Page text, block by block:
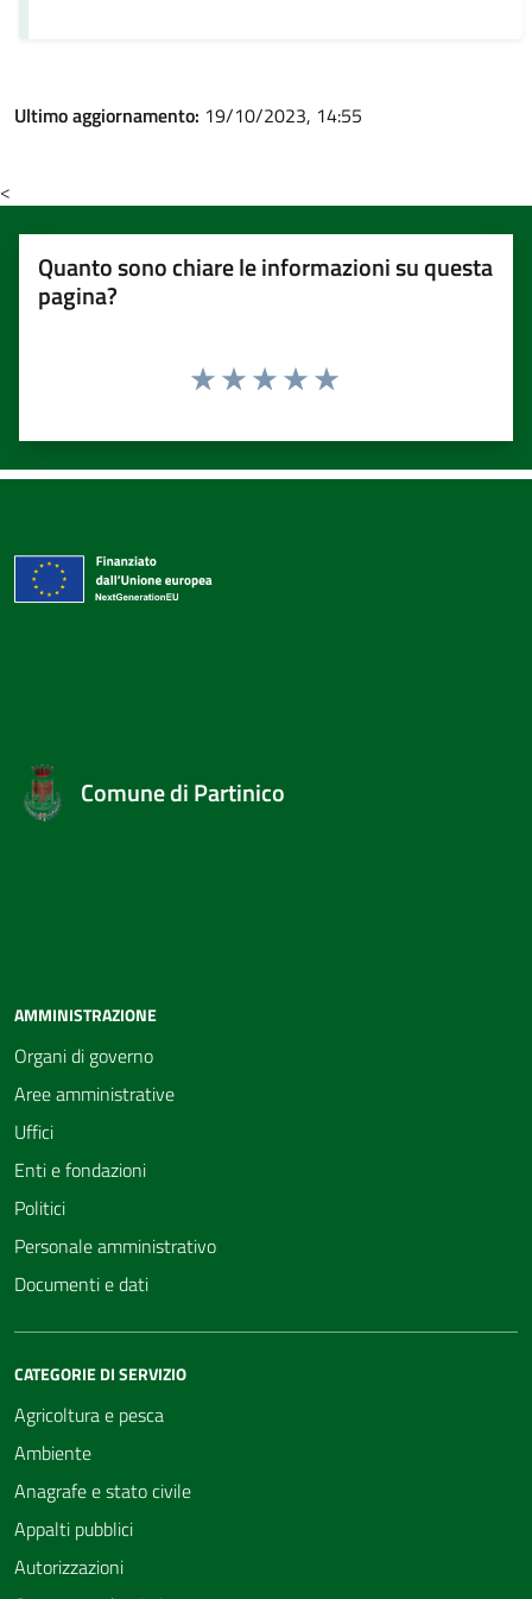
Ultimo aggiornamento: 19/10/2023, 14:55
<
Quanto sono chiare le informazioni su questa
pagina?
Comune di Partinico
AMMINISTRAZIONE
Organi di governo
Aree amministrative
Uffici
Enti e fondazioni
Politici
Personale amministrativo
Documenti e dati
CATEGORIE DI SERVIZIO
Agricoltura e pesca
Ambiente
Anagrafe e stato civile
Appalti pubblici
Autorizzazioni